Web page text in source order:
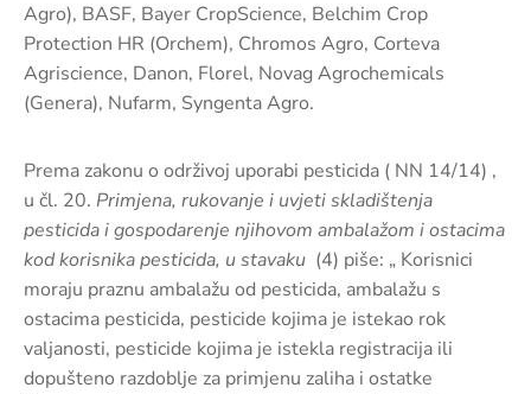
Agro), BASF, Bayer CropScience, Belchim Crop
Protection HR (Orchem), Chromos Agro, Corteva
Agriscience, Danon, Florel, Novag Agrochemicals
(Genera), Nufarm, Syngenta Agro.
Prema zakonu o održivoj uporabi pesticida ( NN 14/14) ,
u čl. 20. Primjena, rukovanje i uvjeti skladištenja
pesticida i gospodarenje njihovom ambalažom i ostacima
kod korisnika pesticida, u stavaku (4) piše: „ Korisnici
moraju praznu ambalažu od pesticida, ambalažu s
ostacima pesticida, pesticide kojima je istekao rok
valjanosti, pesticide kojima je istekla registracija ili
dopušteno razdoblje za primjenu zaliha i ostatke